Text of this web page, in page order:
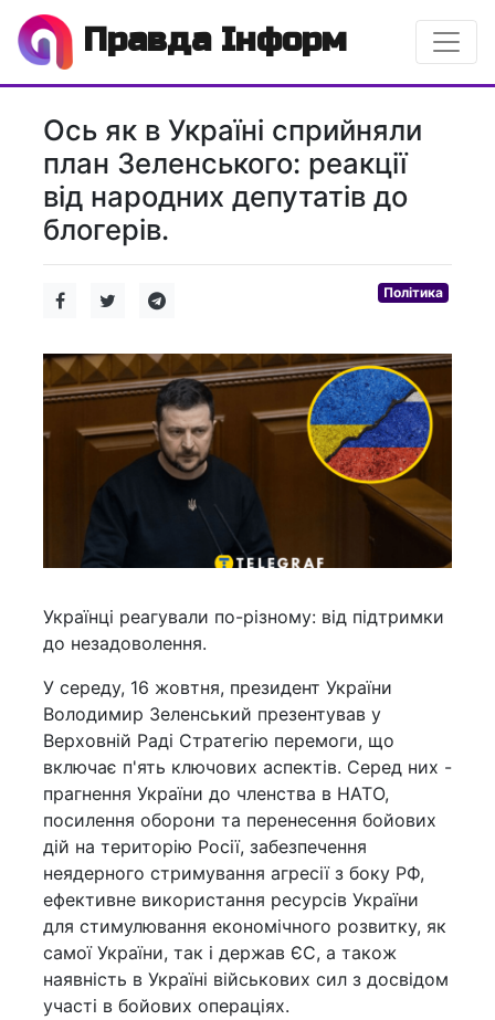
Правда Інформ
Ось як в Україні сприйняли
план Зеленського: реакції
від народних депутатів до
блогерів.
Політика
Українці реагували по-різному: від підтримки
до незадоволення.
У середу, 16 жовтня, президент України
Володимир Зеленський презентував у
Верховній Раді Стратегію перемоги, що
включає п'ять ключових аспектів. Серед них -
прагнення України до членства в НАТО,
посилення оборони та перенесення бойових
дій на територію Росії, забезпечення
неядерного стримування агресії з боку РФ,
ефективне використання ресурсів України
для стимулювання економічного розвитку, як
самої України, так і держав ЄС, а також
наявність в Україні військових сил з досвідом
участі в бойових операціях.